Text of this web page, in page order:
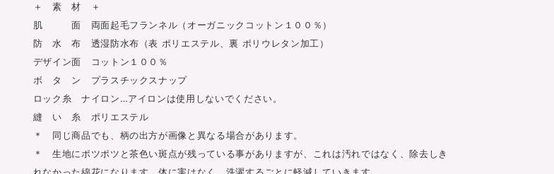
＋ 素 材 ＋
肌 面 両面起毛フランネル（オーガニックコットン１００％）
防 水 布 透湿防水布（表 ポリエステル、裏 ポリウレタン加工）
デザイン面 コットン１００％
ボ タ ン プラスチックスナップ
ロック糸 ナイロン…アイロンは使用しないでください。
縫 い 糸 ポリエステル
＊ 同じ商品でも、柄の出方が画像と異なる場合があります。
＊ 生地にポツポツと茶色い斑点が残っている事がありますが、これは汚れではなく、除去しき